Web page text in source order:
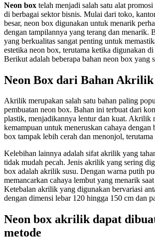
Neon box telah menjadi salah satu alat
di berbagai sektor bisnis. Mulai dari toko,
besar, neon box digunakan untuk menarik
dengan tampilannya yang terang dan menarik.
yang berkualitas sangat penting untuk
estetika neon box, terutama ketika digunakan
Berikut adalah beberapa bahan neon box yang
Neon Box dari Bahan Akrilik
Akrilik merupakan salah satu bahan paling
pembuatan neon box. Bahan ini terbuat dari
plastik, menjadikannya lentur dan kuat. Akrilik
kemampuan untuk meneruskan cahaya dengan
box tampak lebih cerah dan menonjol, terutama
Kelebihan lainnya adalah sifat akrilik yang
tidak mudah pecah. Jenis akrilik yang sering
box adalah akrilik susu. Dengan warna putih
memancarkan cahaya lembut yang menarik
Ketebalan akrilik yang digunakan bervariasi
dengan dimensi lebar 120 hingga 150 cm dan
Neon box akrilik dapat
metode